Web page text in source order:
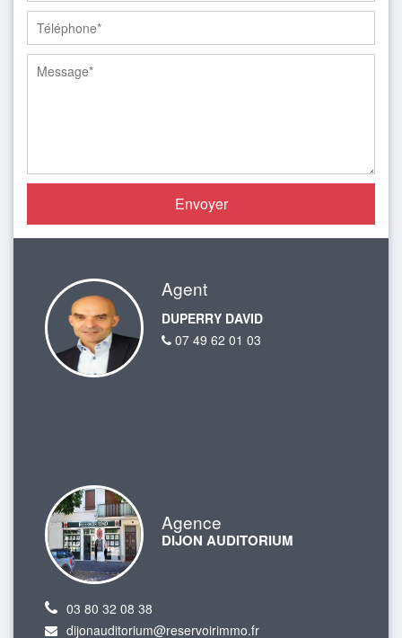
Agent
DUPERRY DAVID
07 49 62 01 03
Agence
DIJON AUDITORIUM
03 80 32 08 38
dijonauditorium@reservoirimmo.fr